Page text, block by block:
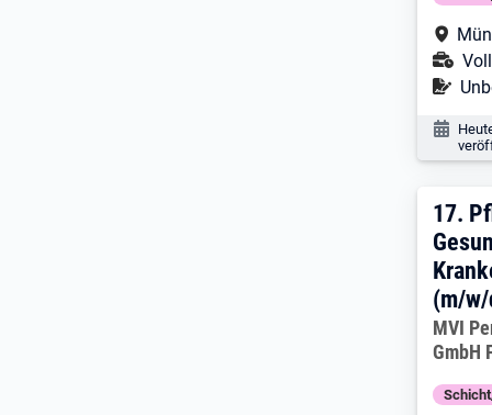
17.
17.
(m/
MVI
GmbH